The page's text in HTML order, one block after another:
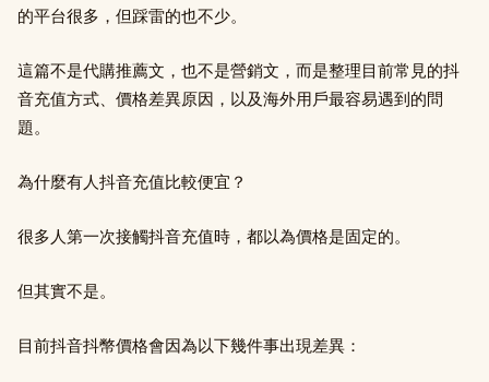
的平台很多，但踩雷的也不少。
這篇不是代購推薦文，也不是營銷文，而是整理目前常見的抖
音充值方式、價格差異原因，以及海外用戶最容易遇到的問
題。
為什麼有人抖音充值比較便宜？
很多人第一次接觸抖音充值時，都以為價格是固定的。
但其實不是。
目前抖音抖幣價格會因為以下幾件事出現差異：